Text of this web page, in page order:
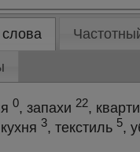
0, запахи22,
3, текстиль 5,